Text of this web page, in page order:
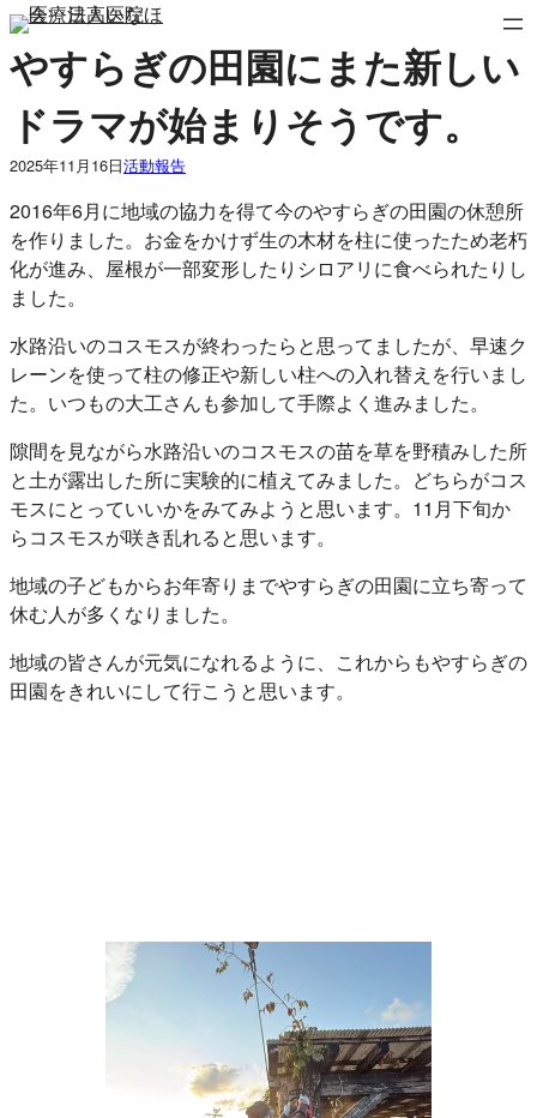
内
容
を
ス
キ
ッ
やすらぎの田園にまた新しい
ドラマが始まりそうです。
2025年11月16日活動報告
2016年6月に地域の協力を得て今のやすらぎの田園の休憩所
を作りました。お金をかけず生の木材を柱に使ったため老朽
化が進み、屋根が一部変形したりシロアリに食べられたりし
ました。
水路沿いのコスモスが終わったらと思ってましたが、早速ク
レーンを使って柱の修正や新しい柱への入れ替えを行いまし
た。いつもの大工さんも参加して手際よく進みました。
隙間を見ながら水路沿いのコスモスの苗を草を野積みした所
と土が露出した所に実験的に植えてみました。どちらがコス
モスにとっていいかをみてみようと思います。11月下旬か
らコスモスが咲き乱れると思います。
地域の子どもからお年寄りまでやすらぎの田園に立ち寄って
休む人が多くなりました。
地域の皆さんが元気になれるように、これからもやすらぎの
田園をきれいにして行こうと思います。